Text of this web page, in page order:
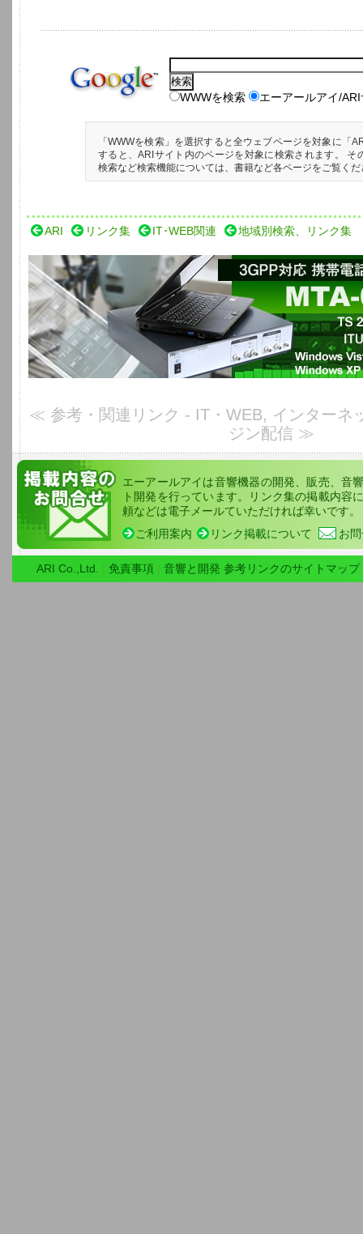
WWWを検索 エーアールアイ/
「WWWを検索」を選択すると全ウェブページを対象に「
すると、ARIサイト内のページを対象に検索されます。 そ
検索など検索機能については、書籍など各ページをご覧くだ
ARI リンク集 IT･WEB関連 地域別検索、リンク集
3GPP対応 携帯電話開発用音響測定シ
TS 26.131/ 26.132 V5.0に準拠、ITU-T P.50とP501の試験信号
≪ 参考・関連リンク - IT・WEB, インターネ
ジン配信 ≫
エーアールアイは音響機器の開発、販売、音
ト開発を行っています。リンク集の掲載内容
頼などは電子メールていただければ幸いです。
ご利用案内
リンク掲載について お
ARI Co.,Ltd. | 免責事項 | 音響と開発 参考リンクのサイトマップ